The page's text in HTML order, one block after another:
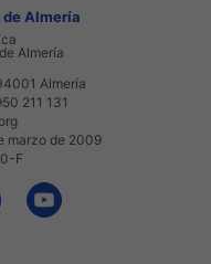
Almería
Almería
Almería
211 131
marzo de 2009
F